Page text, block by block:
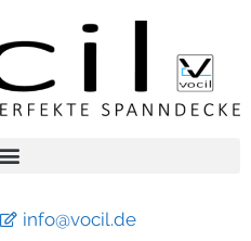
info@vocil.de